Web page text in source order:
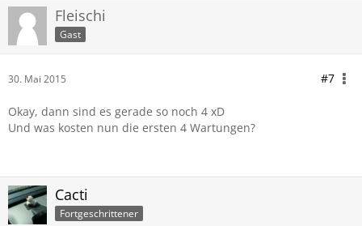
Fleischi
Gast
30. Mai 2015 #7
Okay, dann sind es gerade so noch 4 xD
Und was kosten nun die ersten 4 Wartungen?
Cacti
Fortgeschrittener